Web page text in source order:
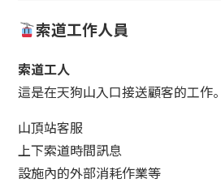
索道工作人員
索道工人
這是在天狗山入口接送顧客的工作。
山頂站客服
上下索道時間訊息
設施內的外部消耗作業等